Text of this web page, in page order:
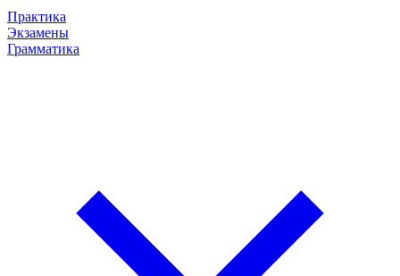
Практика
Экзамены
Грамматика